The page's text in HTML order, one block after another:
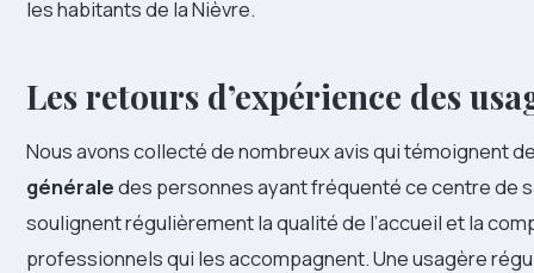
les habitants de la Nièvre.
Les retours d’expérience des
Nous avons collecté de nombreux avis qui témoignent
généraledes personnes ayant fréquenté ce centre de
soulignent régulièrement la qualité de l’accueil et la
professionnels qui les accompagnent. Une usagère